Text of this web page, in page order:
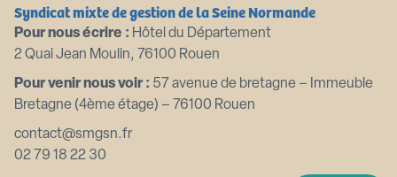
Syndicat mixte de gestion de la Seine Normande
Pour nous écrire : Hôtel du Département
2 Quai Jean Moulin, 76100 Rouen
Pour venir nous voir : 57 avenue de bretagne – Immeuble
Bretagne (4ème étage) – 76100 Rouen
contact@smgsn.fr
02 79 18 22 30